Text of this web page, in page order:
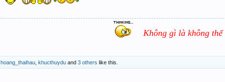
Không gì là không thể
hoang_thaihau khucthuydu and 3 others like this.